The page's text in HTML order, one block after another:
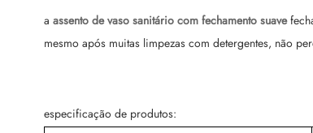
a assento de vaso sanitário com fechamento suave
mesmo após muitas limpezas com detergentes, não
especificação de produtos: